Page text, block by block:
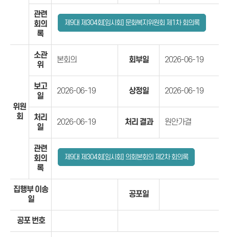
관련
회의
록
제9대 제304회[임시회] 문화복지위원회 제1차 회의록
위원
회
소관
위
본회의 회부일 2026-06-19
보고
일
2026-06-19 상정일 2026-06-19
처리
일
2026-06-19 처리 결과 원안가결
관련
회의
록
제9대 제304회[임시회] 의회본회의 제2차 회의록
집행부 이송
일
공포일
공포 번호